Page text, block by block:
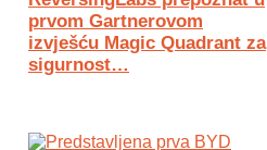
prvom Gartnerovom
izvješću Magic Quadrant za
sigurnost…